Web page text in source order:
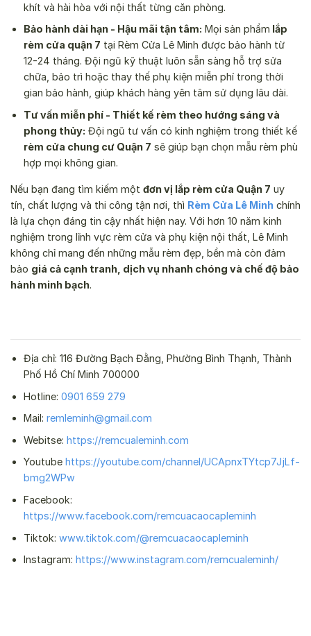
khít và hài hòa với nội thất từng căn phòng.
Bảo hành dài hạn - Hậu mãi tận tâm: Mọi sản phẩm lắp
rèm cửa quận 7 tại Rèm Cửa Lê Minh được bảo hành từ
12-24 tháng. Đội ngũ kỹ thuật luôn sẵn sàng hỗ trợ sửa
chữa, bảo trì hoặc thay thế phụ kiện miễn phí trong thời
gian bảo hành, giúp khách hàng yên tâm sử dụng lâu dài.
Tư vấn miễn phí - Thiết kế rèm theo hướng sáng và
phong thủy: Đội ngũ tư vấn có kinh nghiệm trong thiết kế
rèm cửa chung cư Quận 7 sẽ giúp bạn chọn mẫu rèm phù
hợp mọi không gian.
Nếu bạn đang tìm kiếm một đơn vị lắp rèm cửa Quận 7 uy
tín, chất lượng và thi công tận nơi, thì Rèm Cửa Lê Minh chính
là lựa chọn đáng tin cậy nhất hiện nay. Với hơn 10 năm kinh
nghiệm trong lĩnh vực rèm cửa và phụ kiện nội thất, Lê Minh
không chỉ mang đến những mẫu rèm đẹp, bền mà còn đảm
bảo giá cả cạnh tranh, dịch vụ nhanh chóng và chế độ bảo
hành minh bạch.
Địa chỉ: 116 Đường Bạch Đằng, Phường Bình Thạnh, Thành
Phố Hồ Chí Minh 700000
Hotline: 0901 659 279
Mail: remleminh@gmail.com
Webitse: https://remcualeminh.com
Youtube https://youtube.com/channel/UCApnxTYtcp7JjLf-
bmg2WPw
Facebook:
https://www.facebook.com/remcuacaocapleminh
Tiktok: www.tiktok.com/@remcuacaocapleminh
Instagram: https://www.instagram.com/remcualeminh/